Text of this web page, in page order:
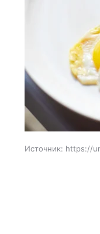
Источник: https://